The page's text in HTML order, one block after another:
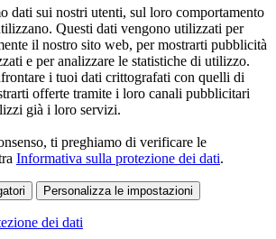
dati sui nostri utenti, sul loro comportamento
Questi dati vengono utilizzati per
il nostro sito web, per mostrarti pubblicità
e per analizzare le statistiche di utilizzo.
i tuoi dati crittografati con quelli di
offerte tramite i loro canali pubblicitari
già i loro servizi.
ti preghiamo di verificare le
Informativa sulla protezione dei dati.
Personalizza le impostazioni
dei dati